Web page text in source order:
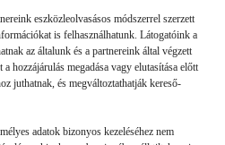
eszközleolvasásos módszerrel szerzett
is felhasználhatunk. Látogatóink a
az általunk és a partnereink által végzett
hozzájárulás megadása vagy elutasítása előtt
juthatnak, és megváltoztathatják kereső-
adatok bizonyos kezeléséhez nem
lett, vagy valami gondja